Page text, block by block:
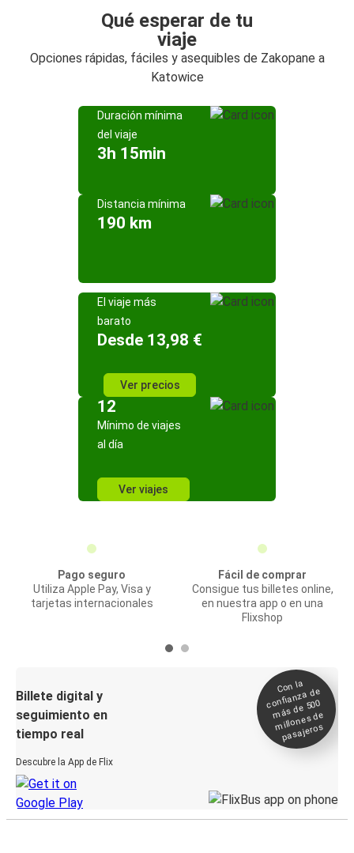
Qué esperar de tu
viaje
Opciones rápidas, fáciles y asequibles de Zakopane a
Katowice
Duración mínima
del viaje
3h 15min
Distancia mínima
190 km
El viaje más
barato
Desde 13,98 €
Ver precios
12
Mínimo de viajes
al día
Ver viajes
Pago seguro
Utiliza Apple Pay, Visa y
tarjetas internacionales
Fácil de comprar
Consigue tus billetes online,
en nuestra app o en una
Flixshop
Billete digital y
seguimiento en
tiempo real
Descubre la App de Flix
Con la
confianza de
más de 500
millones de
pasajeros